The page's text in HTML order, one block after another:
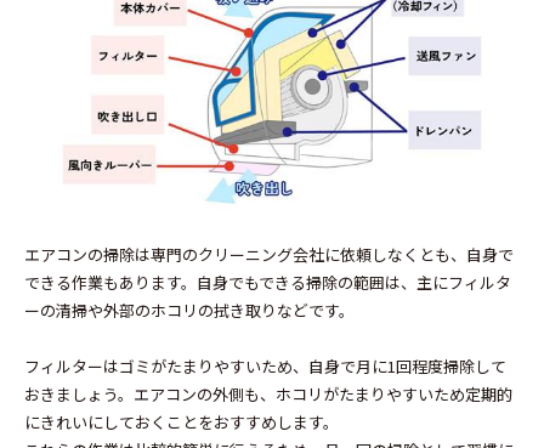
エアコンの掃除は専門のクリーニング会社に依頼しなくとも、自身で
できる作業もあります。自身でもできる掃除の範囲は、主にフィルタ
ーの清掃や外部のホコリの拭き取りなどです。
フィルターはゴミがたまりやすいため、自身で月に1回程度掃除して
おきましょう。エアコンの外側も、ホコリがたまりやすいため定期的
にきれいにしておくことをおすすめします。